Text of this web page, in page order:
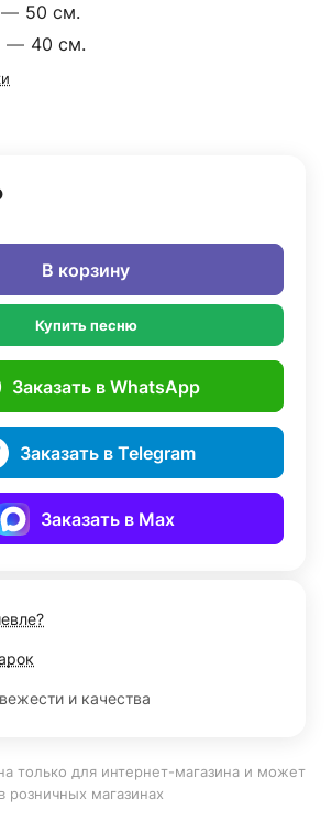
— 50 см.
— 40 см.
В корзину
Купить песню
Заказать в WhatsApp
Заказать в Telegram
Заказать в Max
и качества
только для интернет-магазина и может
розничных магазинах